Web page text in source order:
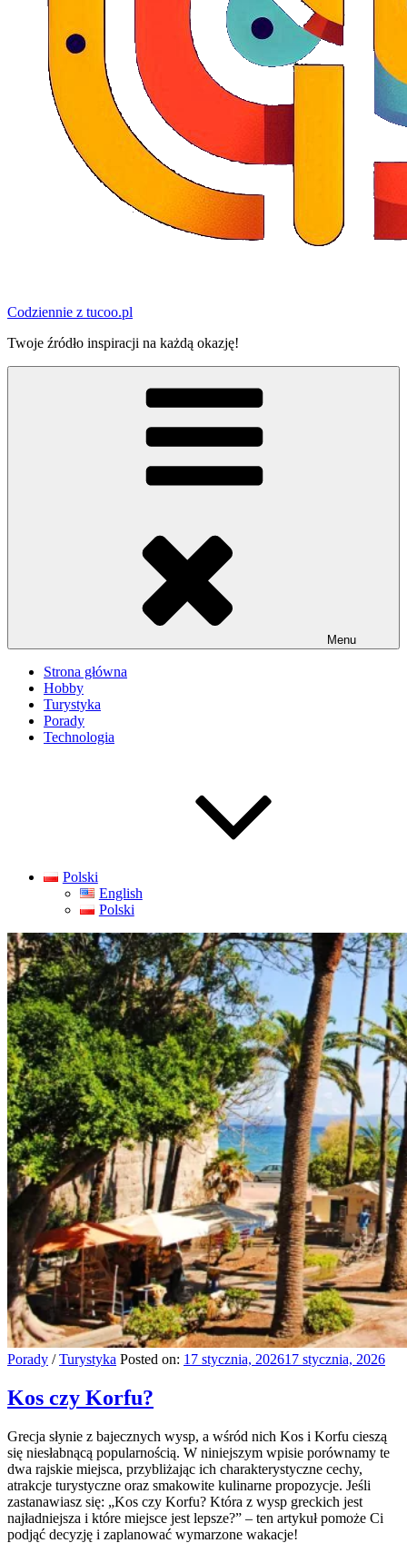
Codziennie z tucoo.pl
Twoje źródło inspiracji na każdą okazję!
Menu
Strona główna
Hobby
Turystyka
Porady
Technologia
Polski
English
Polski
Porady /Turystyka Posted on: 17 stycznia, 202617 stycznia, 2026
Kos czy Korfu?
Grecja słynie z bajecznych wysp, a wśród nich Kos i Korfu cieszą
się niesłabnącą popularnością. W niniejszym wpisie porównamy te
dwa rajskie miejsca, przybliżając ich charakterystyczne cechy,
atrakcje turystyczne oraz smakowite kulinarne propozycje. Jeśli
zastanawiasz się: „Kos czy Korfu? Która z wysp greckich jest
najładniejsza i które miejsce jest lepsze?” – ten artykuł pomoże Ci
podjąć decyzję i zaplanować wymarzone wakacje!